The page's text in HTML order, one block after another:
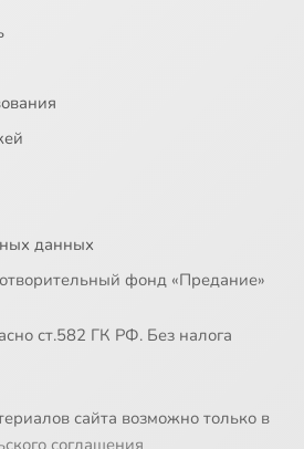
данных
фонд «Предание»
ст.582 ГК РФ. Без налога
сайта возможно только в